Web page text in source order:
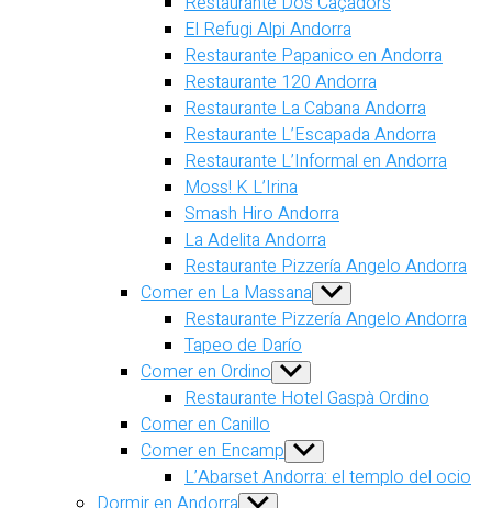
El Refugi Alpi Andorra
Restaurante Papanico en Andorra
Restaurante 120 Andorra
Restaurante La Cabana Andorra
Restaurante L’Escapada Andorra
Restaurante L’Informal en Andorra
Moss! K L’Irina
Smash Hiro Andorra
La Adelita Andorra
Restaurante Pizzería Angelo Andorra
Comer en La Massana Show
sub
menu
Restaurante Pizzería Angelo Andorra
Tapeo de Darío
Comer en Ordino Show
sub
menu
Restaurante Hotel Gaspà Ordino
Comer en Canillo
Comer en Encamp Show
sub
menu
L’Abarset Andorra: el templo del ocio
Show